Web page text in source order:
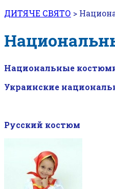
ДИТЯЧЕ СВЯТО >
Национальные
Украинские
Русский костюм